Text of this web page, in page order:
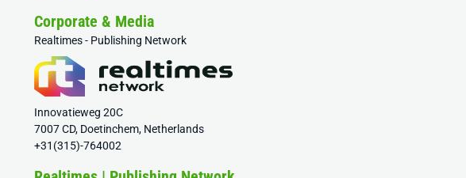
Corporate & Media
Realtimes - Publishing Network
Innovatieweg 20C
7007 CD, Doetinchem, Netherlands
+31(315)-764002